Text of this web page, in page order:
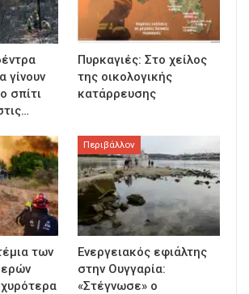
γίνουν
σπίτι
Πυρκαγιές: Στο χείλος
της οικολογικής
κατάρρευσης
των
Περιβάλλον
Ενεργειακός εφιάλτης
στην Ουγγαρία:
«Στέγνωσε» ο